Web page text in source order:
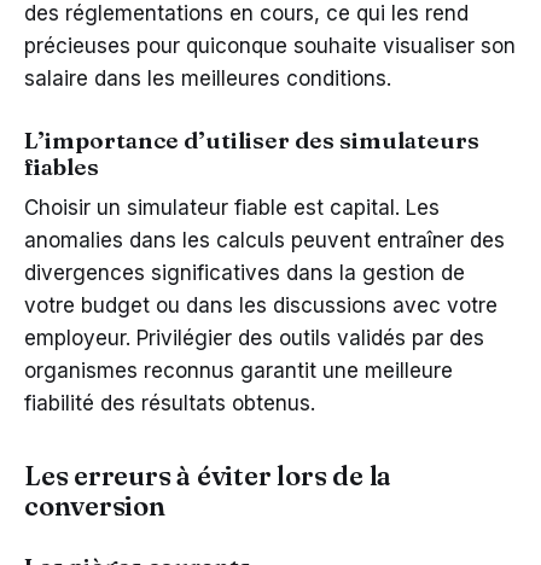
des réglementations en cours, ce qui les rend
précieuses pour quiconque souhaite visualiser son
salaire dans les meilleures conditions.
L’importance d’utiliser des simulateurs
fiables
Choisir un simulateur fiable est capital. Les
anomalies dans les calculs peuvent entraîner des
divergences significatives dans la gestion de
votre budget ou dans les discussions avec votre
employeur. Privilégier des outils validés par des
organismes reconnus garantit une meilleure
fiabilité des résultats obtenus.
Les erreurs à éviter lors de la
conversion